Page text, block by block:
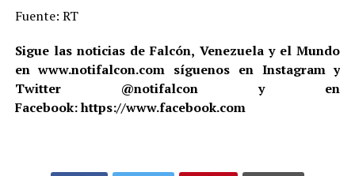
Fuente: RT
Sigue las noticias de Falcón, Venezuela y el Mundo
en www.notifalcon.com síguenos en Instagram y
Twitter @notifalcon y en
Facebook: https://www.facebook.com